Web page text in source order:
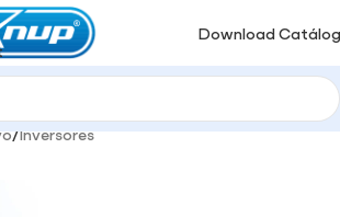
Download
/Inversores